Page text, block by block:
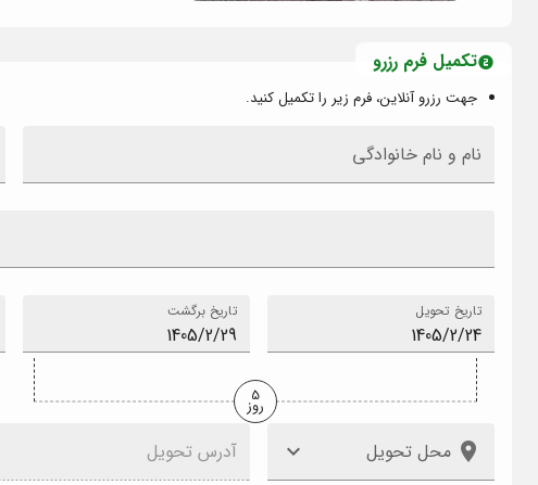
تکمیل فرم رزرو
جهت رزرو آنلاین، فرم زیر را تکمیل کنید.
نام و نام خانوادگی
تاریخ تحویل تاریخ برگشت
5
روز
محل تحویل آدرس تحویل